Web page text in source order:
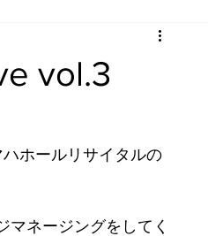
vol.3
ホールリサイタルの
マネージングをしてく